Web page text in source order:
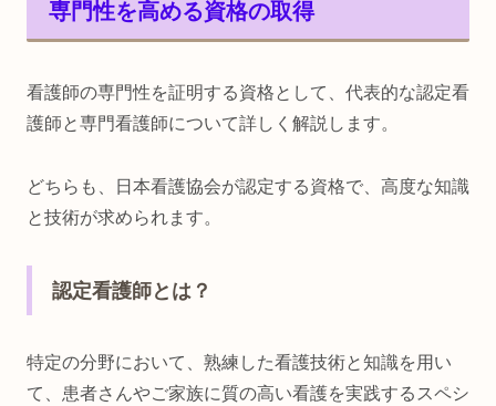
専門性を高める資格の取得
看護師の専門性を証明する資格として、代表的な認定看
護師と専門看護師について詳しく解説します。
どちらも、日本看護協会が認定する資格で、高度な知識
と技術が求められます。
認定看護師とは？
特定の分野において、熟練した看護技術と知識を用い
て、患者さんやご家族に質の高い看護を実践するスペシ